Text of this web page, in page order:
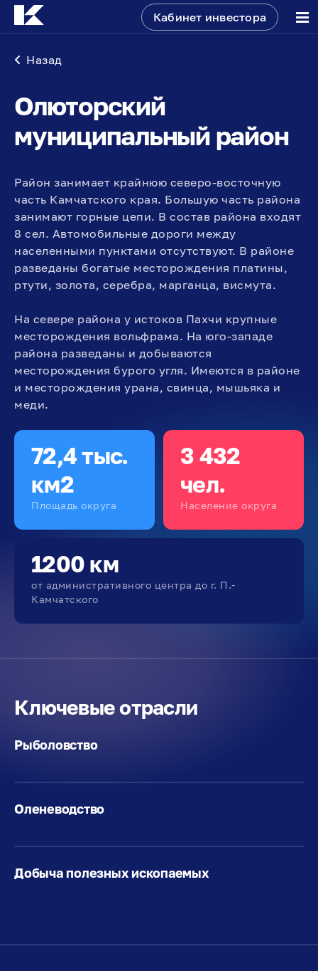
Кабинет инвестора
Назад
Олюторский
муниципальный район
Район занимает крайнюю северо-восточную
часть Камчатского края. Большую часть района
занимают горные цепи. В состав района входят
8 сел. Автомобильные дороги между
населенными пунктами отсутствуют. В районе
разведаны богатые месторождения платины,
ртути, золота, серебра, марганца, висмута.
На севере района у истоков Пахчи крупные
месторождения вольфрама. На юго-западе
района разведаны и добываются
месторождения бурого угля. Имеются в районе
и месторождения урана, свинца, мышьяка и
меди.
72,4 тыс.
км2
Площадь округа
3 432
чел.
Население округа
1200 км
от административного центра до г. П.-
Камчатского
Ключевые отрасли
Рыболовство
Оленеводство
Добыча полезных ископаемых